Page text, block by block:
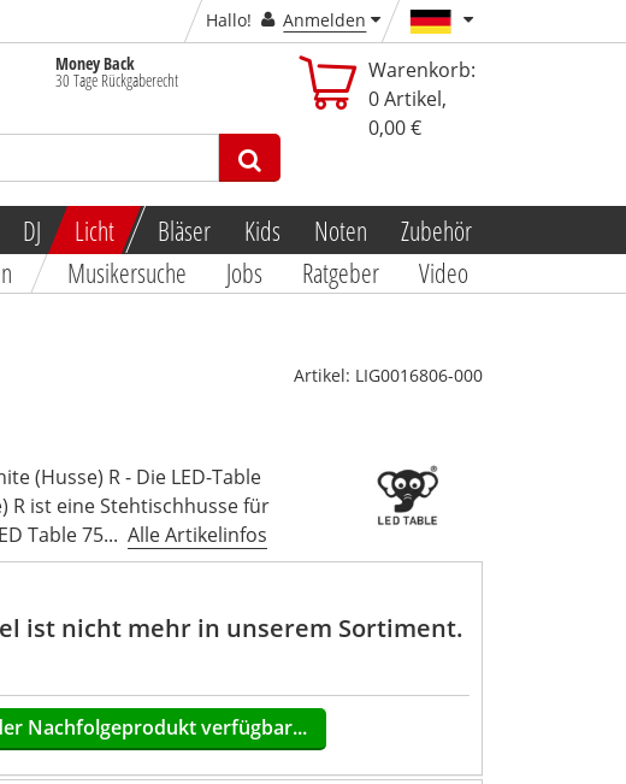
Hallo!
Anmelden
Money Back
30 Tage Rückgaberecht
Warenkorb:
0 Artikel,
0,00 €
DJ Licht Bläser Kids Noten
Zubehör
Musikersuche Jobs Ratgeber Video
Artikel: LIG0016806-000
(Husse) R - Die LED-Table
R ist eine Stehtischhusse für
Table 75... Alle Artikelinfos
ist nicht mehr in unserem Sortiment.
Nachfolgeprodukt verfügbar...